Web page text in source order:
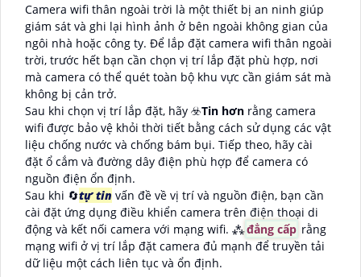
Camera wifi thân ngoài trời là một thiết bị an ninh giúp
giám sát và ghi lại hình ảnh ở bên ngoài không gian của
ngôi nhà hoặc công ty. Để lắp đặt camera wifi thân ngoài
trời, trước hết bạn cần chọn vị trí lắp đặt phù hợp, nơi
mà camera có thể quét toàn bộ khu vực cần giám sát mà
không bị cản trở.
Sau khi chọn vị trí lắp đặt, hãy ☣️Tin hơn rằng camera
wifi được bảo vệ khỏi thời tiết bằng cách sử dụng các vật
liệu chống nước và chống bám bụi. Tiếp theo, hãy cài
đặt ổ cắm và đường dây điện phù hợp để camera có
nguồn điện ổn định.
Sau khi 🔄tự tin vấn đề về vị trí và nguồn điện, bạn cần
cài đặt ứng dụng điều khiển camera trên điện thoại di
động và kết nối camera với mạng wifi. ⁂đẳng cấp rằng
mạng wifi ở vị trí lắp đặt camera đủ mạnh để truyền tải
dữ liệu một cách liên tục và ổn định.